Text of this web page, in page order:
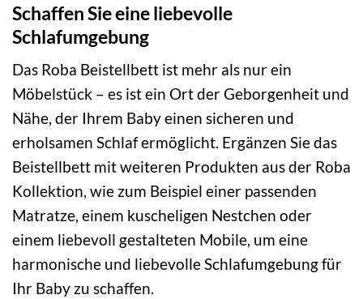
Schaffen Sie eine liebevolle
Schlafumgebung
Das Roba Beistellbett ist mehr als nur ein
Möbelstück – es ist ein Ort der Geborgenheit und
Nähe, der Ihrem Baby einen sicheren und
erholsamen Schlaf ermöglicht. Ergänzen Sie das
Beistellbett mit weiteren Produkten aus der Roba
Kollektion, wie zum Beispiel einer passenden
Matratze, einem kuscheligen Nestchen oder
einem liebevoll gestalteten Mobile, um eine
harmonische und liebevolle Schlafumgebung für
Ihr Baby zu schaffen.